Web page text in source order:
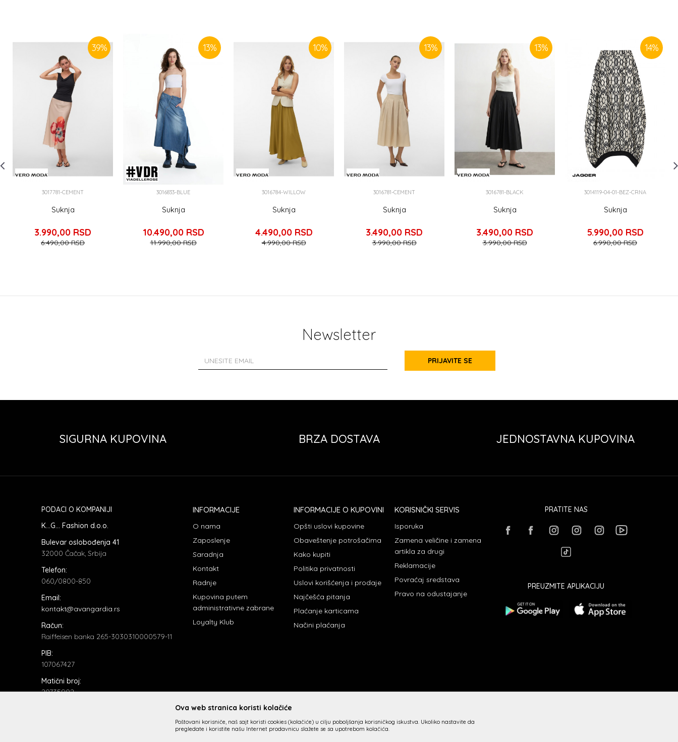
39%
3017781-CEMENT
Suknja
3.990,00 RSD
6.490,00RSD
13%
3016833-BLUE
Suknja
10.490,00 RSD
11.990,00RSD
10%
3016784-WILLOW
Suknja
4.490,00 RSD
4.990,00RSD
13%
3016781-CEMENT
Suknja
3.490,00 RSD
3.990,00RSD
13%
3016781-BLACK
Suknja
3.490,00 RSD
3.990,00RSD
14%
3014119-04-01-BEZ-CRNA
Suknja
5.990,00 RSD
6.990,00RSD
Newsletter
PRIJAVITE SE
SIGURNA KUPOVINA BRZA DOSTAVA JEDNOSTAVNA KUPOVINA
PODACI O KOMPANIJI
K...G... Fashion d.o.o.
Bulevar oslobođenja 41
32000 Čačak, Srbija
Telefon:
060/0800-850
Email:
kontakt@avangardia.rs
Račun:
Raiffeisen banka 265-3030310000579-11
PIB:
107067427
Matični broj:
20735902
INFORMACIJE
O nama
Zaposlenje
Saradnja
Kontakt
Radnje
Kupovina putem
administrativne zabrane
Loyalty Klub
INFORMACIJE O KUPOVINI
Opšti uslovi kupovine
Obaveštenje potrošačima
Kako kupiti
Politika privatnosti
Uslovi korišćenja i prodaje
Najčešća pitanja
Plaćanje karticama
Načini plaćanja
KORISNIČKI SERVIS
Isporuka
Zamena veličine i zamena
artikla za drugi
Reklamacije
Povraćaj sredstava
Pravo na odustajanje
PRATITE NAS
PREUZMITE APLIKACIJU
Ova web stranica koristi kolačiće
Poštovani korisniče, naš sajt koristi cookies (kolačiće) u cilju poboljšanja korisničkog iskustva. Ukoliko nastavite da
pregledate i koristite našu Internet prodavnicu slažete se sa upotrebom kolačića.